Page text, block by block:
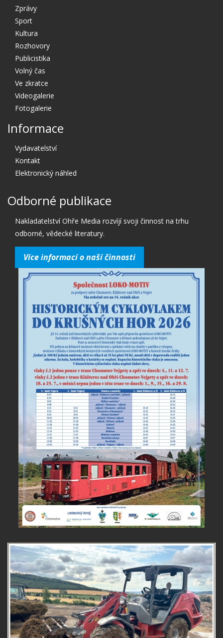
Zprávy
Sport
Kultura
Rozhovory
Publicistika
Volný čas
Ve zkratce
Videogalerie
Fotogalerie
Informace
Vydavatelství
Kontakt
Elektronický náhled
Odborné publikace
Nakladatelství Ohře Media rozvíjí svoji činnost na trhu
odborné, vědecké literatury.
Více informací o naší činnosti